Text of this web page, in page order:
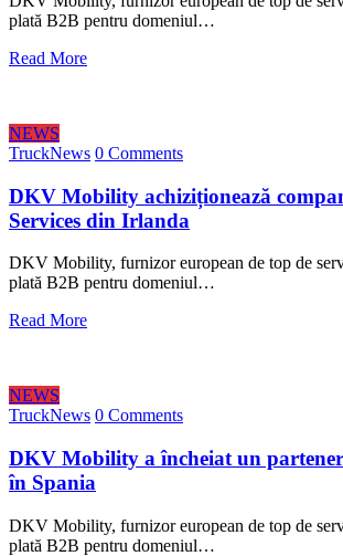
plată B2B pentru domeniul…
Read More
NEWS
TruckNews 0 Comments
DKV Mobility achiziționează
Services din Irlanda
DKV Mobility, furnizor european de top de
plată B2B pentru domeniul…
Read More
NEWS
TruckNews 0 Comments
DKV Mobility a încheiat un
în Spania
DKV Mobility, furnizor european de top de
plată B2B pentru domeniul…